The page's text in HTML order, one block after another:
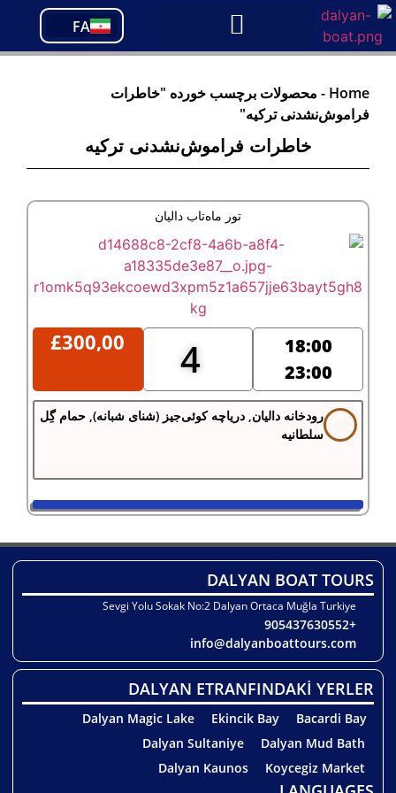
FA
PT
TR
Home
- محصولات برچسب خورده "خاطرات
فراموش‌نشدنی ترکیه"
خاطرات فراموش‌نشدنی ترکیه
تور ماه‌تاب دالیان
18:00
23:00
4
£300,00
رودخانه دالیان, دریاچه کوئی‌جیز (شنای شبانه), حمام گِل
سلطانیه
DALYAN BOAT TOURS
Sevgi Yolu Sokak No:2 Dalyan Ortaca Muğla Turkiye
+905437630552
info@dalyanboattours.com
DALYAN ETRANFINDAKİ YERLER
Bacardi Bay
Ekincik Bay
Dalyan Magic Lake
Dalyan Mud Bath
Dalyan Sultaniye
Koycegiz Market
Dalyan Kaunos